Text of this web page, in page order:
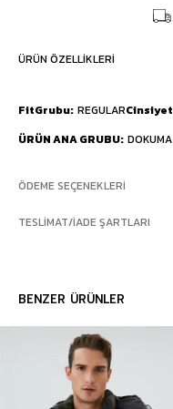
ÜRÜN ÖZELLIKLERI
FitGrubu REGULARCinsiyet
ÜRÜN ANA GRUBU DOKUMA
ÖDEME SEÇENEKLERI
TESLIMAT/İADE ŞARTLARI
BENZER ÜRÜNLER